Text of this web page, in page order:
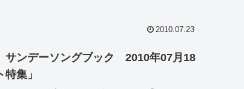
2010.07.23
ンデーソングブック 2010年07月18
集」